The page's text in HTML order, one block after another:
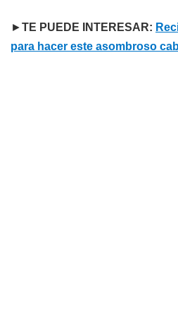
►TE PUEDE INTERESAR:
para hacer este asombroso